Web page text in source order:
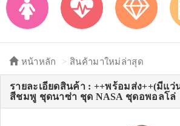
หน้าหลัก สินค้ามาใหม่ล่าสุด
รายละเอียดสินค้า : ++พร้อมส่ง++(มีแ
สีชมพู ชุดนาซ่า ชุด NASA ชุดอพอลโล่